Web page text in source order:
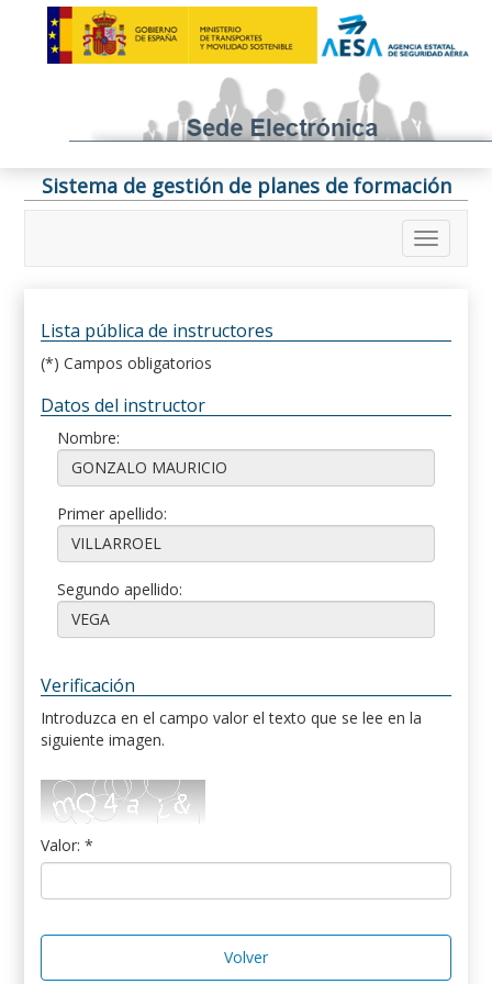
Sistema de gestión de planes de formación
Lista pública de instructores
(*) Campos obligatorios
Datos del instructor
Nombre:
Primer apellido:
Segundo apellido:
Verificación
Introduzca en el campo valor el texto que se lee en la
siguiente imagen.
Valor: *
Volver